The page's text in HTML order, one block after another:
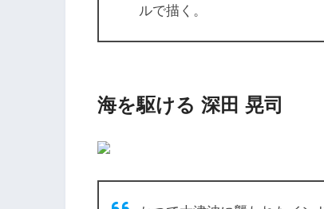
ルで描く。
海を駆ける 深田 晃司